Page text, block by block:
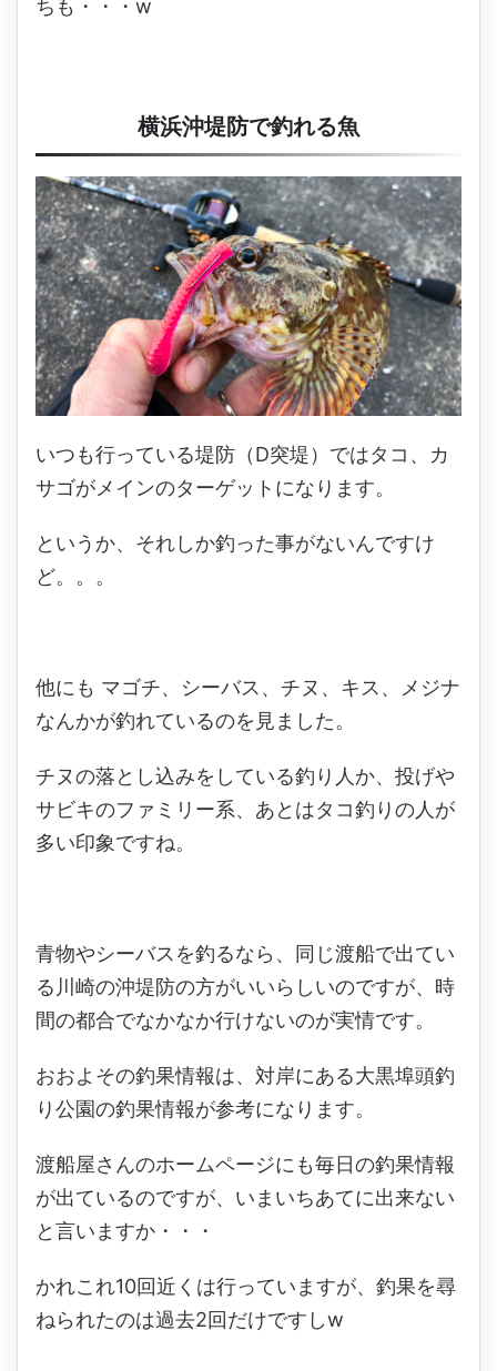
ちも・・・w
横浜沖堤防で釣れる魚
いつも行っている堤防（D突堤）ではタコ、カ
サゴがメインのターゲットになります。
というか、それしか釣った事がないんですけ
ど。。。
他にも マゴチ、シーバス、チヌ、キス、メジナ
なんかが釣れているのを見ました。
チヌの落とし込みをしている釣り人か、投げや
サビキのファミリー系、あとはタコ釣りの人が
多い印象ですね。
青物やシーバスを釣るなら、同じ渡船で出てい
る川崎の沖堤防の方がいいらしいのですが、時
間の都合でなかなか行けないのが実情です。
おおよその釣果情報は、対岸にある大黒埠頭釣
り公園の釣果情報が参考になります。
渡船屋さんのホームページにも毎日の釣果情報
が出ているのですが、いまいちあてに出来ない
と言いますか・・・
かれこれ10回近くは行っていますが、釣果を尋
ねられたのは過去2回だけですしw